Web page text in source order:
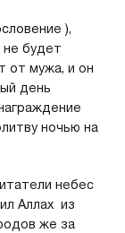
),
будет
от мужа, и он
день
ночью на
небес
Аллах из
же за